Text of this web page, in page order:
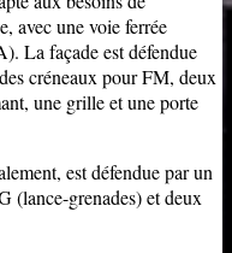
avec une voie ferrée
La façade est défendue
créneaux pour FM, deux
une grille et une porte
est défendue par un
(lance-grenades) et deux